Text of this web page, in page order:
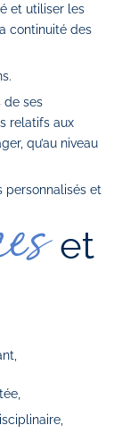
et utiliser les
continuité des
de ses
relatifs aux
qu’au niveau
personnalisés et
et